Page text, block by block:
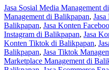
Jasa Sosial Media Management
Management di Balikpapan,
Balikpapan, Jasa Konten
Instagram di Balikpapan, Jasa
Konten Tiktok di Balikpapan,
Balikpapan, Jasa Tiktok
Marketplace Management di